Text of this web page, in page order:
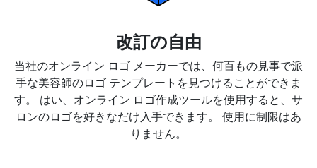
改訂の自由
当社のオンライン ロゴ メーカーでは、何百もの見事で派
手な美容師のロゴ テンプレートを見つけることができま
す。 はい、オンライン ロゴ作成ツールを使用すると、サ
ロンのロゴを好きなだけ入手できます。 使用に制限はあ
りません。